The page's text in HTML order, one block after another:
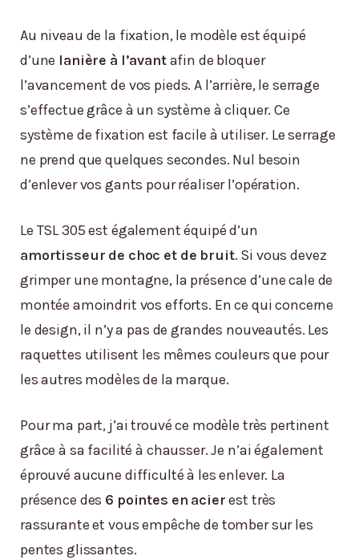
Au niveau de la fixation, le modèle est équipé
d’une lanière à l’avantafin de bloquer
l’avancement de vos pieds. A l’arrière, le serrage
s’effectue grâce à un système à cliquer. Ce
système de fixation est facile à utiliser. Le serrage
ne prend que quelques secondes. Nul besoin
d’enlever vos gants pour réaliser l’opération.
Le TSL 305 est également équipé d’un
amortisseur de choc et de bruit. Si vous devez
grimper une montagne, la présence d’une cale de
montée amoindrit vos efforts. En ce qui concerne
le design, il n’y a pas de grandes nouveautés. Les
raquettes utilisent les mêmes couleurs que pour
les autres modèles de la marque.
Pour ma part, j’ai trouvé ce modèle très pertinent
grâce à sa facilité à chausser. Je n’ai également
éprouvé aucune difficulté à les enlever. La
présence des 6 pointes en acierest très
rassurante et vous empêche de tomber sur les
pentes glissantes.